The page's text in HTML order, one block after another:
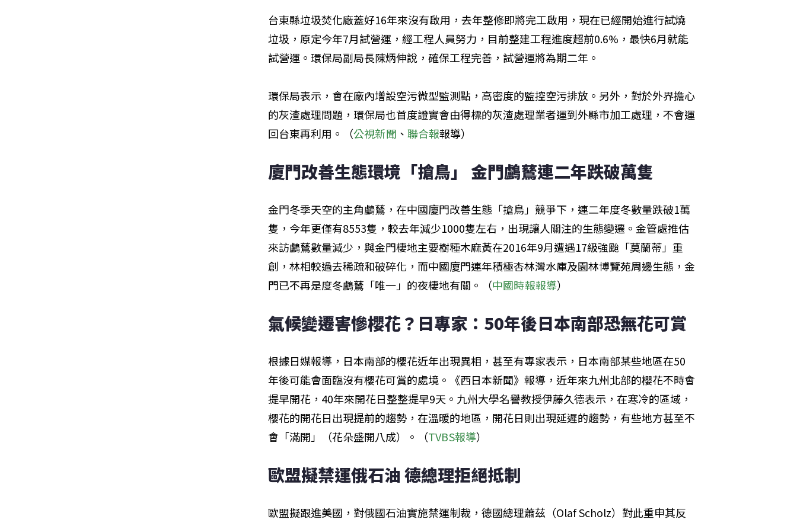
台東縣垃圾焚化廠蓋好16年來沒有啟用，去年整修即將完工啟用，現在已經開始進行試燒
垃圾，原定今年7月試營運，經工程人員努力，目前整建工程進度超前0.6%，最快6月就能
試營運。環保局副局長陳炳伸說，確保工程完善，試營運將為期二年。
環保局表示，會在廠內增設空污微型監測點，高密度的監控空污排放。另外，對於外界擔心
的灰渣處理問題，環保局也首度證實會由得標的灰渣處理業者運到外縣市加工處理，不會運
回台東再利用。（公視新聞 、 聯合報報導）
廈門改善生態環境「搶鳥」 金門鸕鶿連二年跌破萬隻
金門冬季天空的主角鸕鶿，在中國廈門改善生態「搶鳥」競爭下，連二年度冬數量跌破1萬
隻，今年更僅有8553隻，較去年減少1000隻左右，出現讓人關注的生態變遷。金管處推估
來訪鸕鶿數量減少，與金門棲地主要樹種木麻黃在2016年9月遭遇17級強颱「莫蘭蒂」重
創，林相較過去稀疏和破碎化，而中國廈門連年積極杏林灣水庫及園林博覽苑周邊生態，金
門已不再是度冬鸕鶿「唯一」的夜棲地有關。（中國時報報導）
氣候變遷害慘櫻花？日專家：50年後日本南部恐無花可賞
根據日媒報導，日本南部的櫻花近年出現異相，甚至有專家表示，日本南部某些地區在50
年後可能會面臨沒有櫻花可賞的處境。《西日本新聞》報導，近年來九州北部的櫻花不時會
提早開花，40年來開花日整整提早9天。九州大學名譽教授伊藤久德表示，在寒冷的區域，
櫻花的開花日出現提前的趨勢，在溫暖的地區，開花日則出現延遲的趨勢，有些地方甚至不
會「滿開」（花朵盛開八成）。（TVBS報導）
歐盟擬禁運俄石油 德總理拒絕抵制
歐盟擬跟進美國，對俄國石油實施禁運制裁，德國總理蕭茲（Olaf Scholz）對此重申其反